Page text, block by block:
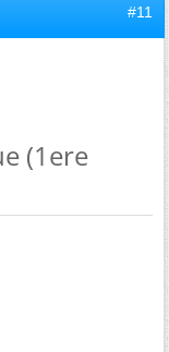
#11
(1ere